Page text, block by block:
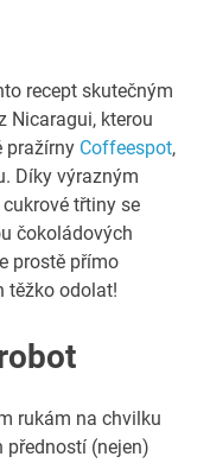
recept skutečným
Nicaragui, kterou
pražírny Coffeespot,
Díky výrazným
třtiny se
čokoládových
prostě přímo
těžko odolat!
rukám na chvilku
předností (nejen)